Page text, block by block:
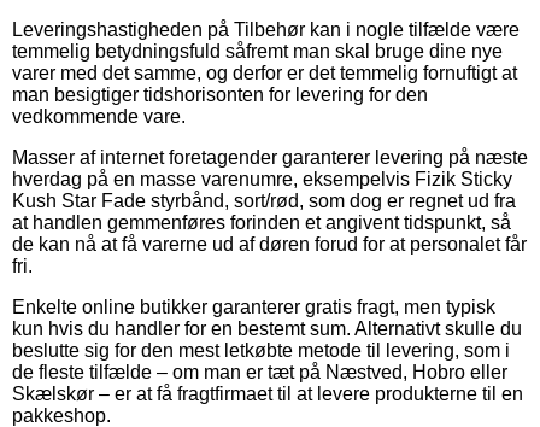
Leveringshastigheden på Tilbehør kan i nogle tilfælde være
temmelig betydningsfuld såfremt man skal bruge dine nye
varer med det samme, og derfor er det temmelig fornuftigt at
man besigtiger tidshorisonten for levering for den
vedkommende vare.
Masser af internet foretagender garanterer levering på næste
hverdag på en masse varenumre, eksempelvis Fizik Sticky
Kush Star Fade styrbånd, sort/rød, som dog er regnet ud fra
at handlen gemmenføres forinden et angivent tidspunkt, så
de kan nå at få varerne ud af døren forud for at personalet får
fri.
Enkelte online butikker garanterer gratis fragt, men typisk
kun hvis du handler for en bestemt sum. Alternativt skulle du
beslutte sig for den mest letkøbte metode til levering, som i
de fleste tilfælde – om man er tæt på Næstved, Hobro eller
Skælskør – er at få fragtfirmaet til at levere produkterne til en
pakkeshop.